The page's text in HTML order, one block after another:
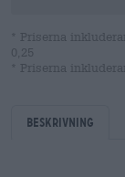
* Priserna
0,25
* Priserna
Beskrivning